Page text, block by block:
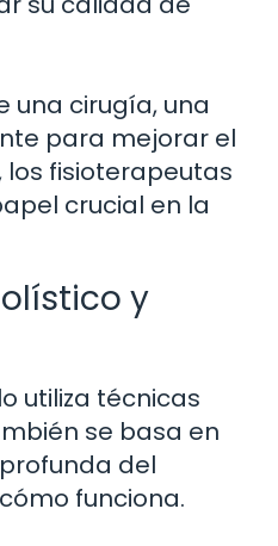
una cirugía, una
para mejorar el
fisioterapeutas
crucial en la
y
utiliza técnicas
se basa en
del
funciona.